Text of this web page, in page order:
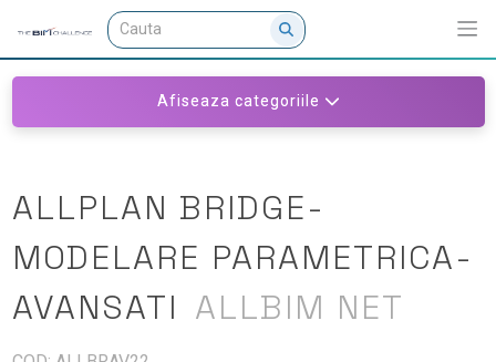
Afiseaza categoriile
ALLPLAN BRIDGE-
MODELARE PARAMETRICA-
AVANSATI ALLBIM NET